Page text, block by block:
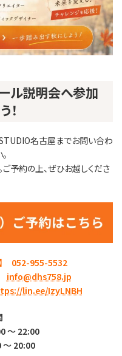
ル説明会へ参加
！
名古屋までお問い合わ
予約の上、ぜひお越しくださ
052-955-5532
info@dhs758.jp
lin.ee/IzyLNBH
～ 22:00
～ 20:00